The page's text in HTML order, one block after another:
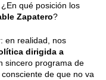
qué posición los
Zapatero?
en realidad, nos
dirigida a
sincero programa de
de que no va